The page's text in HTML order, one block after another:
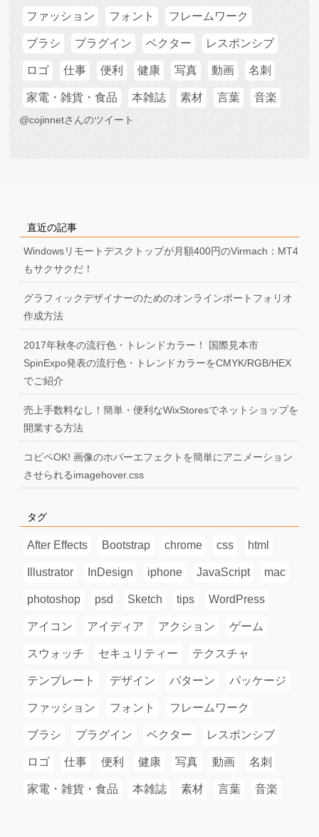
ファッション フォント フレームワーク
ブラシ プラグイン ベクター レスポンシブ
ロゴ 仕事 便利 健康 写真 動画 名刺
家電・雑貨・食品 本雑誌 素材 言葉 音楽
@cojinnetさんのツイート
直近の記事
Windowsリモートデスクトップが月額400円のVirmach：MT4
もサクサクだ！
グラフィックデザイナーのためのオンラインポートフォリオ
作成方法
2017年秋冬の流行色・トレンドカラー！ 国際見本市
SpinExpo発表の流行色・トレンドカラーをCMYK/RGB/HEX
でご紹介
売上手数料なし！簡単・便利なWixStoresでネットショップを
開業する方法
コピペOK! 画像のホバーエフェクトを簡単にアニメーション
させられるimagehover.css
タグ
After Effects Bootstrap chrome css html
Illustrator InDesign iphone JavaScript mac
photoshop psd Sketch tips WordPress
アイコン アイディア アクション ゲーム
スウォッチ セキュリティー テクスチャ
テンプレート デザイン パターン パッケージ
ファッション フォント フレームワーク
ブラシ プラグイン ベクター レスポンシブ
ロゴ 仕事 便利 健康 写真 動画 名刺
家電・雑貨・食品 本雑誌 素材 言葉 音楽